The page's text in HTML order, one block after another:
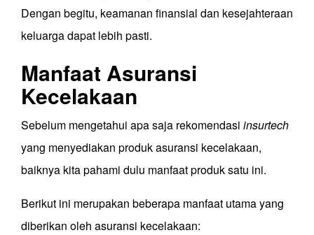
Dengan begitu, keamanan finansial dan kesejahteraan
keluarga dapat lebih pasti.
Manfaat Asuransi
Kecelakaan
Sebelum mengetahui apa saja rekomendasi insurtech
yang menyediakan produk asuransi kecelakaan,
baiknya kita pahami dulu manfaat produk satu ini.
Berikut ini merupakan beberapa manfaat utama yang
diberikan oleh asuransi kecelakaan: